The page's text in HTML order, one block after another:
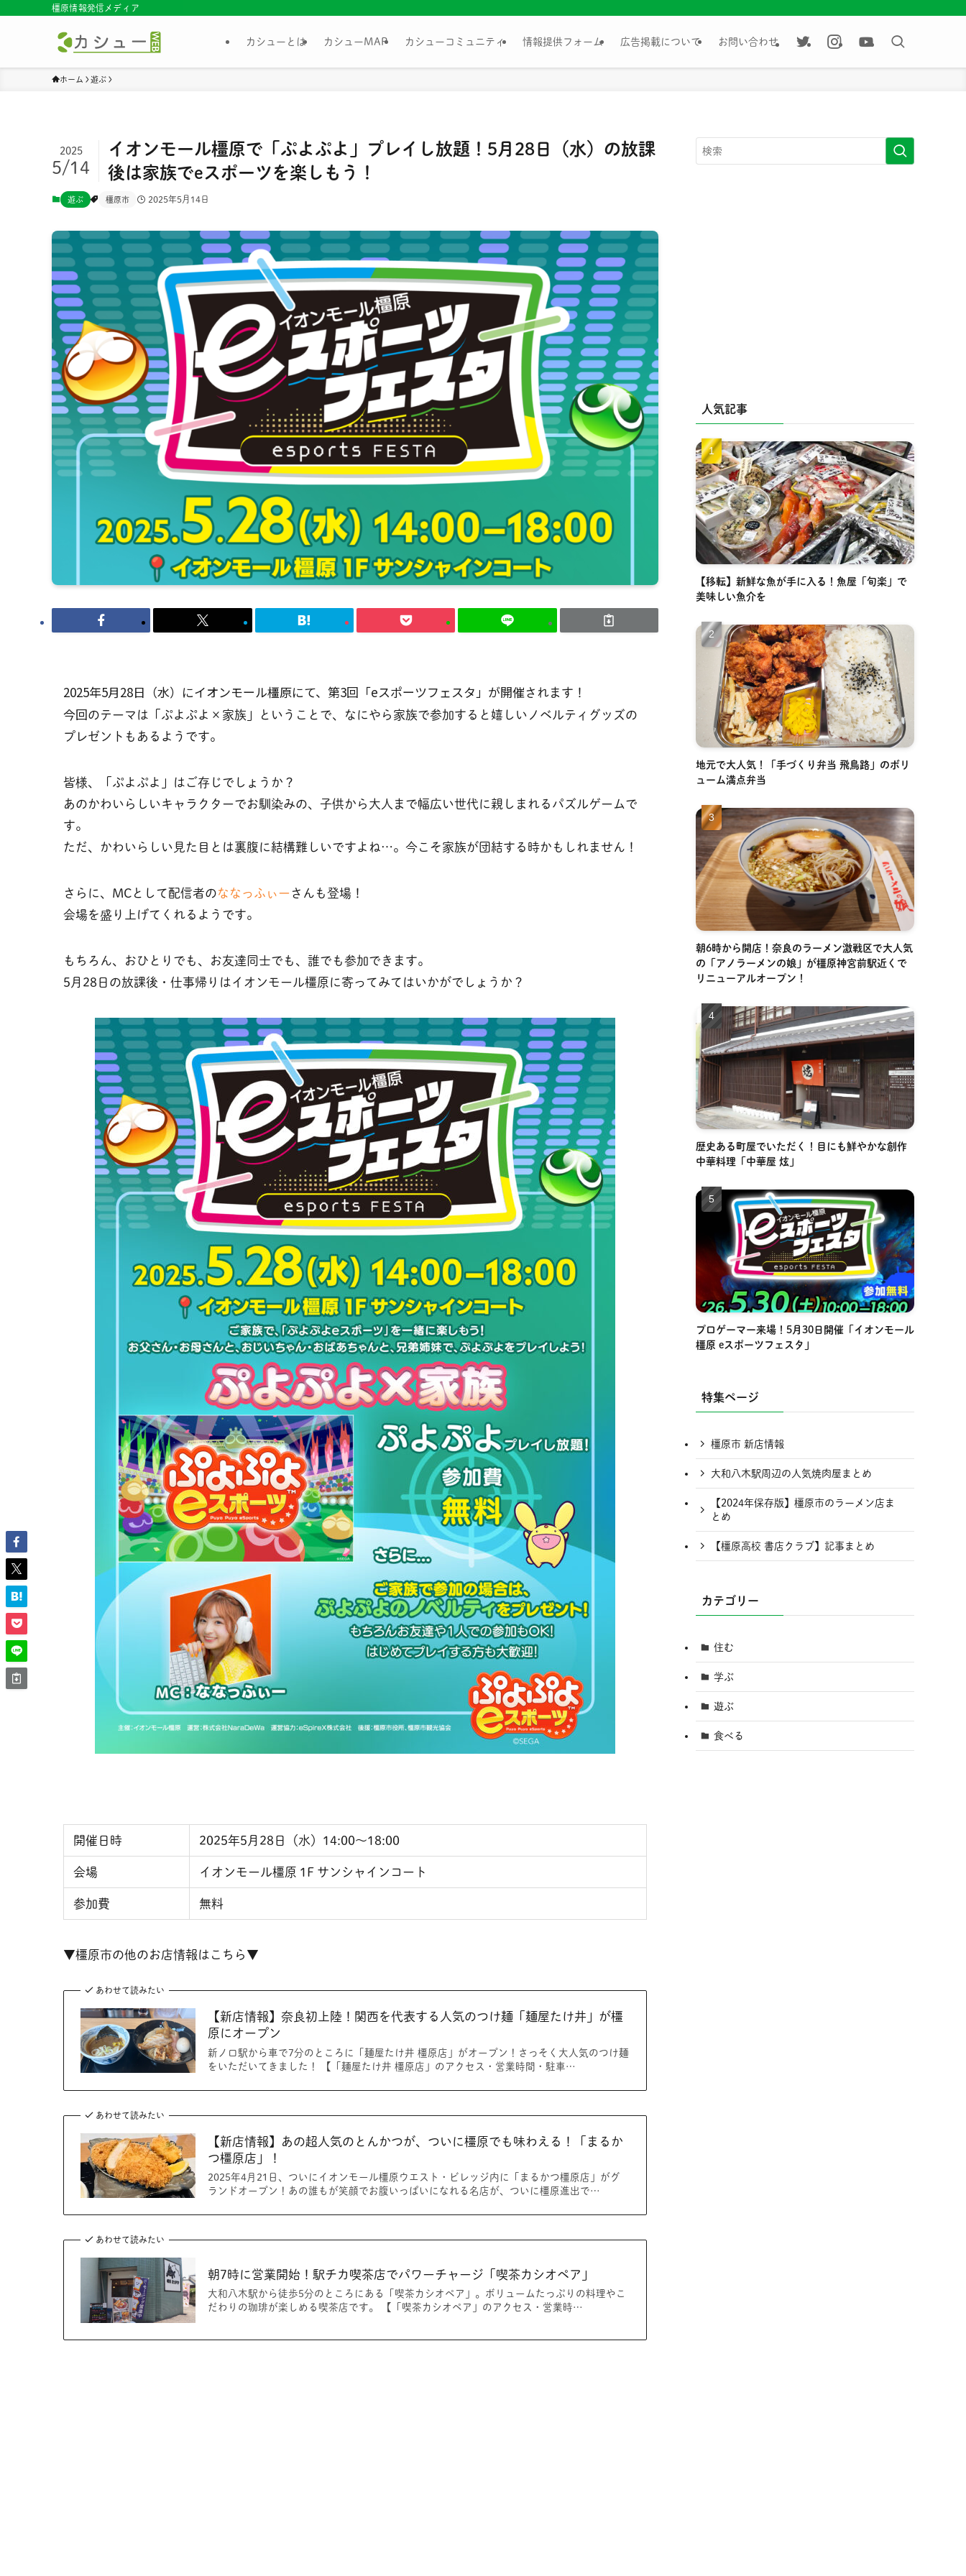
橿原情報発信メディア
カシューとは カシューMAP カシューコミュニティ 情報提供フォーム 広告掲載について お問い合わせ
ホーム 遊ぶ
イオンモール橿原で「ぷよぷよ」プレイし放題！5月28日（水）の放課
後は家族でeスポーツを楽しもう！
2025
5/14
遊ぶ 橿原市 2025年5月14日
2025年5月28日（水）にイオンモール橿原にて、第3回「eスポーツフェスタ」が開催されます！
今回のテーマは「ぷよぷよ×家族」ということで、なにやら家族で参加すると嬉しいノベルティグッズの
プレゼントもあるようです。
皆様、「ぷよぷよ」はご存じでしょうか？
あのかわいらしいキャラクターでお馴染みの、子供から大人まで幅広い世代に親しまれるパズルゲームで
す。
ただ、かわいらしい見た目とは裏腹に結構難しいですよね…。今こそ家族が団結する時かもしれません！
さらに、MCとして配信者のななっふぃーさんも登場！
会場を盛り上げてくれるようです。
もちろん、おひとりでも、お友達同士でも、誰でも参加できます。
5月28日の放課後・仕事帰りはイオンモール橿原に寄ってみてはいかがでしょうか？
開催日時 2025年5月28日（水）14:00～18:00
会場 イオンモール橿原 1F サンシャインコート
参加費 無料
▼橿原市の他のお店情報はこちら▼
あわせて読みたい
【新店情報】奈良初上陸！関西を代表する人気のつけ麺「麺屋たけ井」が橿
原にオープン
新ノ口駅から車で7分のところに「麺屋たけ井 橿原店」がオープン！さっそく大人気のつけ麺
をいただいてきました！ 【「麺屋たけ井 橿原店」のアクセス・営業時間・駐車…
あわせて読みたい
【新店情報】あの超人気のとんかつが、ついに橿原でも味わえる！「まるか
つ橿原店」！
2025年4月21日、ついにイオンモール橿原ウエスト・ビレッジ内に「まるかつ橿原店」がグ
ランドオープン！あの誰もが笑顔でお腹いっぱいになれる名店が、ついに橿原進出で…
あわせて読みたい
朝7時に営業開始！駅チカ喫茶店でパワーチャージ「喫茶カシオペア」
大和八木駅から徒歩5分のところにある「喫茶カシオペア」。ボリュームたっぷりの料理やこ
だわりの珈琲が楽しめる喫茶店です。 【「喫茶カシオペア」のアクセス・営業時…
人気記事
【移転】新鮮な魚が手に入る！魚屋「旬楽」で
美味しい魚介を
地元で大人気！「手づくり弁当 飛鳥路」のボリ
ューム満点弁当
朝6時から開店！奈良のラーメン激戦区で大人気
の「アノラーメンの娘」が橿原神宮前駅近くで
リニューアルオープン！
歴史ある町屋でいただく！目にも鮮やかな創作
中華料理「中華屋 炫」
プロゲーマー来場！5月30日開催「イオンモール
橿原 eスポーツフェスタ」
特集ページ
橿原市 新店情報
大和八木駅周辺の人気焼肉屋まとめ
【2024年保存版】橿原市のラーメン店ま
とめ
【橿原高校 書店クラブ】記事まとめ
カテゴリー
住む
学ぶ
遊ぶ
食べる